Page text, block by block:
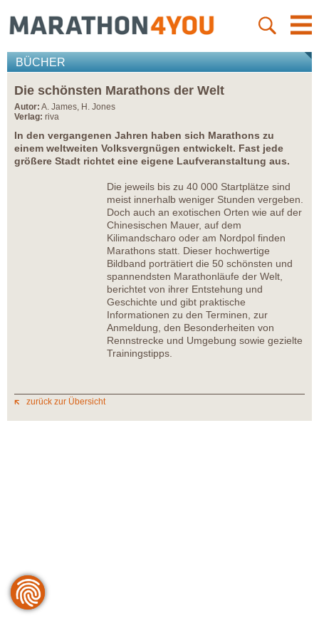
BÜCHER
Die schönsten Marathons der Welt
Autor: A. James, H. Jones
Verlag: riva
In den vergangenen Jahren haben sich Marathons zu
einem weltweiten Volksvergnügen entwickelt. Fast jede
größere Stadt richtet eine eigene Laufveranstaltung aus.
Die jeweils bis zu 40 000 Startplätze sind
meist innerhalb weniger Stunden vergeben.
Doch auch an exotischen Orten wie auf der
Chinesischen Mauer, auf dem
Kilimandscharo oder am Nordpol finden
Marathons statt. Dieser hochwertige
Bildband porträtiert die 50 schönsten und
spannendsten Marathonläufe der Welt,
berichtet von ihrer Entstehung und
Geschichte und gibt praktische
Informationen zu den Terminen, zur
Anmeldung, den Besonderheiten von
Rennstrecke und Umgebung sowie gezielte
Trainingstipps.
zurück zur Übersicht